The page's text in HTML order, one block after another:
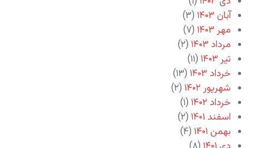
آبان ۱۴۰۳
(۳)
مهر ۱۴۰۳
(۷)
مرداد ۱۴۰۳
(۲)
تیر ۱۴۰۳
(۱۱)
خرداد ۱۴۰۳
(۱۳)
شهریور ۱۴۰۲
(۲)
خرداد ۱۴۰۲
(۱)
اسفند ۱۴۰۱
(۲)
بهمن ۱۴۰۱
(۴)